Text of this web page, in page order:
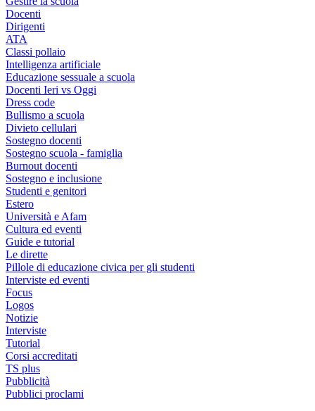
Docenti
Dirigenti
ATA
Classi pollaio
Intelligenza artificiale
Educazione sessuale a scuola
Docenti Ieri vs Oggi
Dress code
Bullismo a scuola
Divieto cellulari
Sostegno docenti
Sostegno scuola - famiglia
Burnout docenti
Sostegno e inclusione
Studenti e genitori
Estero
Università e Afam
Cultura ed eventi
Guide e tutorial
Le dirette
Pillole di educazione civica per gli studenti
Interviste ed eventi
Focus
Logos
Notizie
Interviste
Tutorial
Corsi accreditati
TS plus
Pubblicità
Pubblici proclami